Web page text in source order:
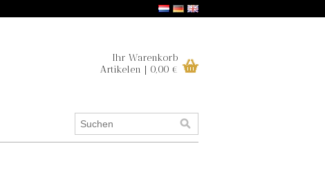
Ihr Warenkorb
Artikelen | 0,00 €